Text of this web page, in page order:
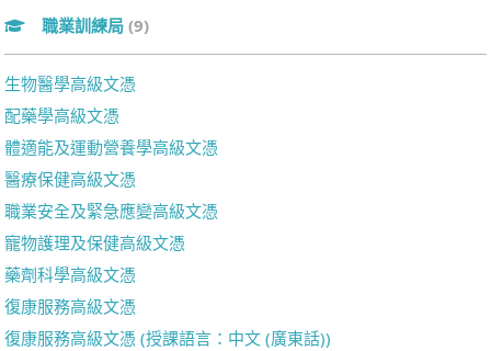
職業訓練局 (9)
生物醫學高級文憑
配藥學高級文憑
體適能及運動營養學高級文憑
醫療保健高級文憑
職業安全及緊急應變高級文憑
寵物護理及保健高級文憑
藥劑科學高級文憑
復康服務高級文憑
復康服務高級文憑 (授課語言：中文 (廣東話))